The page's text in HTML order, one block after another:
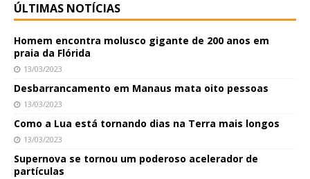
ÚLTIMAS NOTÍCIAS
Homem encontra molusco gigante de 200 anos em
praia da Flórida
13/03/2023
Desbarrancamento em Manaus mata oito pessoas
13/03/2023
Como a Lua está tornando dias na Terra mais longos
13/03/2023
Supernova se tornou um poderoso acelerador de
partículas